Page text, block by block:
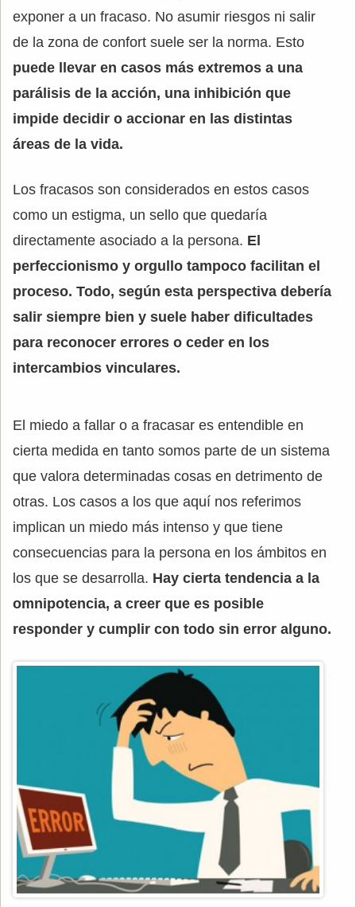
exponer a un fracaso. No asumir riesgos ni salir
de la zona de confort suele ser la norma. Esto
puede llevar en casos más extremos a una
parálisis de la acción, una inhibición que
impide decidir o accionar en las distintas
áreas de la vida.
Los fracasos son considerados en estos casos
como un estigma, un sello que quedaría
directamente asociado a la persona. El
perfeccionismo y orgullo tampoco facilitan el
proceso. Todo, según esta perspectiva debería
salir siempre bien y suele haber dificultades
para reconocer errores o ceder en los
intercambios vinculares.
El miedo a fallar o a fracasar es entendible en
cierta medida en tanto somos parte de un sistema
que valora determinadas cosas en detrimento de
otras. Los casos a los que aquí nos referimos
implican un miedo más intenso y que tiene
consecuencias para la persona en los ámbitos en
los que se desarrolla. Hay cierta tendencia a la
omnipotencia, a creer que es posible
responder y cumplir con todo sin error alguno.